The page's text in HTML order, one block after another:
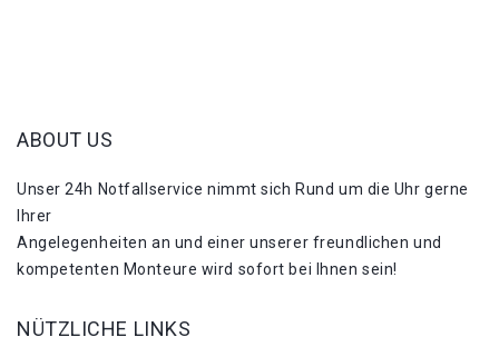
ABOUT US
Unser 24h Notfallservice nimmt sich Rund um die Uhr gerne
Ihrer
Angelegenheiten an und einer unserer freundlichen und
kompetenten Monteure wird sofort bei Ihnen sein!
NÜTZLICHE LINKS